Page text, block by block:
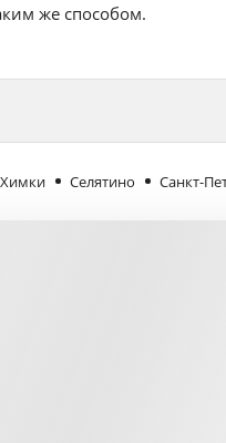
же способом.
Химки Селятино Санкт-